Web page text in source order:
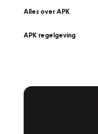
Alles over APK
APK regelgeving